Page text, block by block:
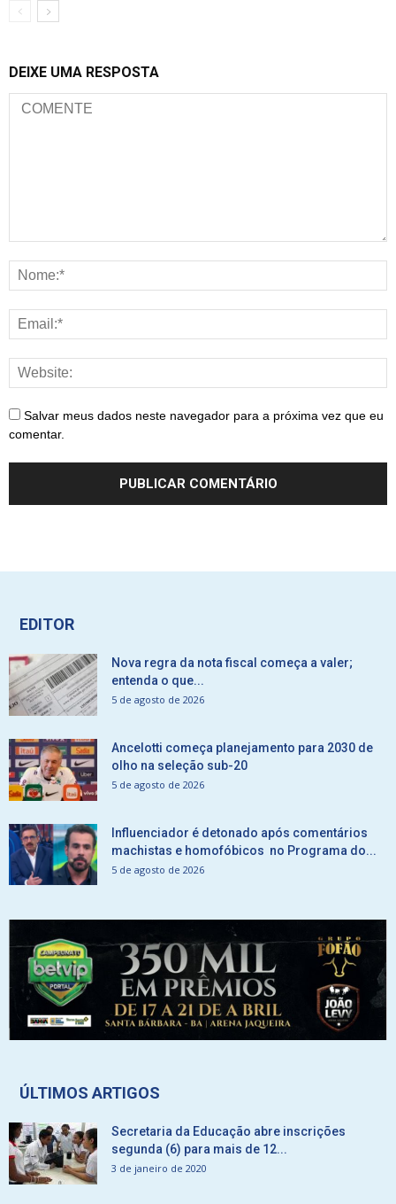
DEIXE UMA RESPOSTA
Salvar meus dados neste navegador para a próxima vez que eu
comentar.
EDITOR
Nova regra da nota fiscal começa a valer;
entenda o que...
5 de agosto de 2026
Ancelotti começa planejamento para 2030 de
olho na seleção sub-20
5 de agosto de 2026
Influenciador é detonado após comentários
machistas e homofóbicos no Programa do...
5 de agosto de 2026
ÚLTIMOS ARTIGOS
Secretaria da Educação abre inscrições
segunda (6) para mais de 12...
3 de janeiro de 2020